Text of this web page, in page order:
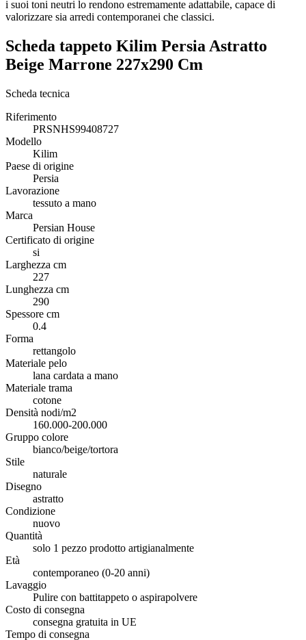
i suoi toni neutri lo rendono estremamente adattabile, capace di
valorizzare sia arredi contemporanei che classici.
Scheda tappeto Kilim Persia Astratto
Beige Marrone 227x290 Cm
Scheda tecnica
Riferimento
PRSNHS99408727
Modello
Kilim
Paese di origine
Persia
Lavorazione
tessuto a mano
Marca
Persian House
Certificato di origine
si
Larghezza cm
227
Lunghezza cm
290
Spessore cm
0.4
Forma
rettangolo
Materiale pelo
lana cardata a mano
Materiale trama
cotone
Densità nodi/m2
160.000-200.000
Gruppo colore
bianco/beige/tortora
Stile
naturale
Disegno
astratto
Condizione
nuovo
Quantità
solo 1 pezzo prodotto artigianalmente
Età
contemporaneo (0-20 anni)
Lavaggio
Pulire con battitappeto o aspirapolvere
Costo di consegna
consegna gratuita in UE
Tempo di consegna